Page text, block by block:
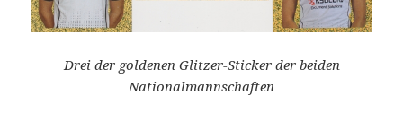
Drei der goldenen Glitzer-Sticker der beiden
Nationalmannschaften